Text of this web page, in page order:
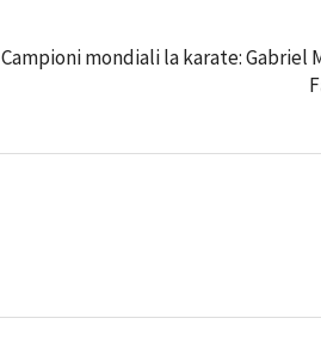
Campioni mondiali la karate: Gabriel